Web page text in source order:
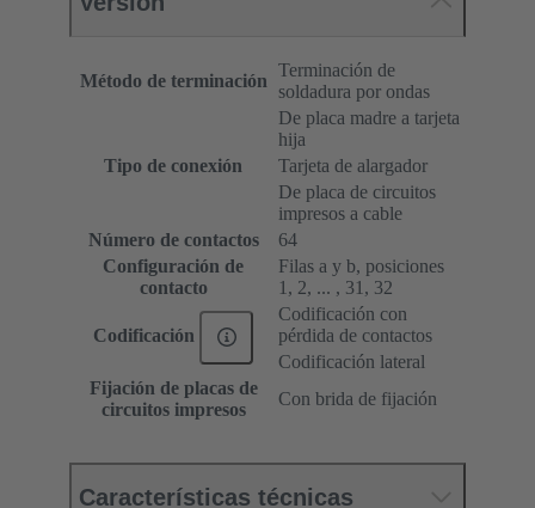
Método de terminación
Terminación de
soldadura por ondas
Tipo de conexión
De placa madre a tarjeta
hija
Tarjeta de alargador
De placa de circuitos
impresos a cable
Número de contactos
64
Configuración de
contacto
Filas a y b, posiciones
1, 2, ... , 31, 32
Codificación
Codificación con
pérdida de contactos
Codificación lateral
Fijación de placas de
circuitos impresos
Con brida de fijación
Características técnicas